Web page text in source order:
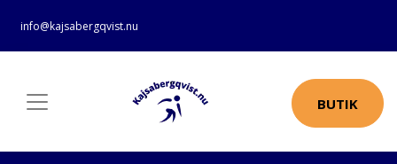
info@kajsabergqvist.nu
BUTIK